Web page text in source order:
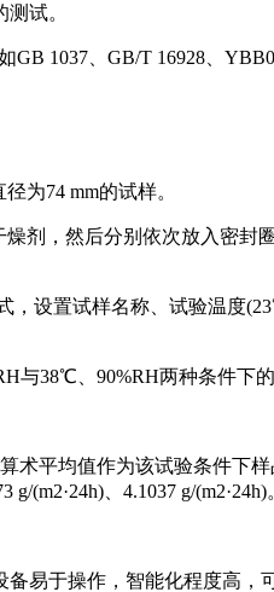
试。
1037、GB/T 16928、
为74 mm的试样。
剂，然后分别依次放入密
，设置试样名称、试验温度
与38℃、90%RH两种条件下的
术平均值作为该试验条件下
(m2·24h)、4.1037 g/(m2·24h)
易于操作，智能化程度高